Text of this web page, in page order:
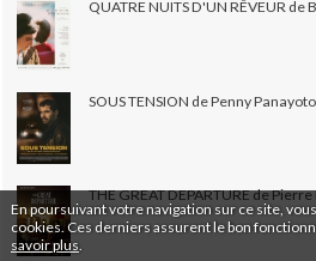
En poursuivant votre navigation sur ce site,
cookies. Ces derniers assurent le bon
savoir plus
QUATRE NUITS D'UN RÊVEUR
SOUS TENSION de Penny
THE GREAT DEPARTURE de